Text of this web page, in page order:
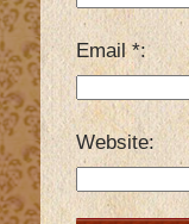
Email*
Website